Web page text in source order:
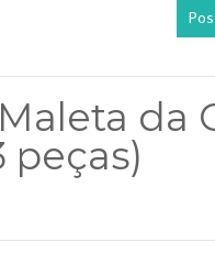
Maleta
peças)